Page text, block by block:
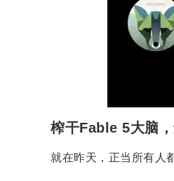
榨干Fable 5大脑
就在昨天，正当所有人